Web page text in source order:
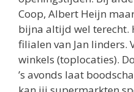
Coop, Albert Heijn
bijna altijd wel terecht.
filialen van Jan linders.
winkels (toplocaties).
’s avonds laat